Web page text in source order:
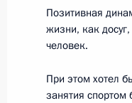
14
В
Позитивная
жизни, как
человек.
При этом хотел
занятия